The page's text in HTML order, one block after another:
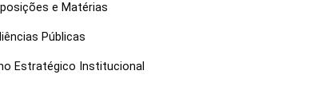
e Matérias
Públicas
Estratégico Institucional